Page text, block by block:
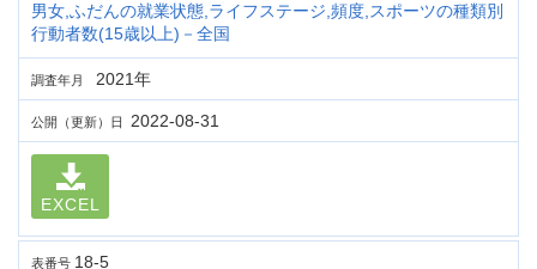
男女,ふだんの就業状態,ライフステージ,頻度,スポーツの種類別
行動者数(15歳以上)－全国
調査年月 2021年
公開（更新）日 2022-08-31
EXCEL
表番号 18-5